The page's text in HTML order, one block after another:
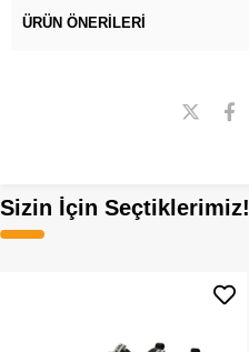
ÜRÜN ÖNERILERI
Sizin İçin Seçtiklerimiz!